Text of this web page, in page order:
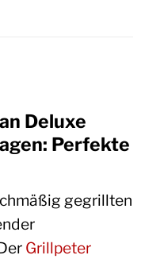
Deluxe
Perfekte
gegrillten
Grillpeter